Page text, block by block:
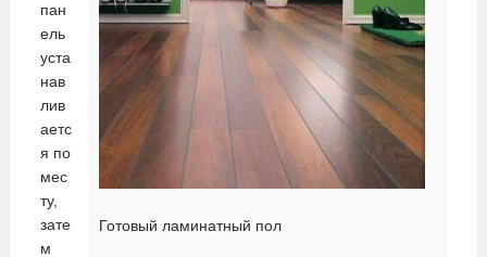
Готовый ламинатный пол
пан
ель
уста
нав
лив
аетс
я по
мес
ту,
зате
м